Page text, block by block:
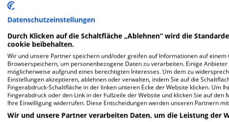
Gefäßchirurgie
Mehr Informationen
Datenschutzeinstellungen
Durch Klicken auf die Schaltfläche „Ablehnen“ wird die
cookie beibehalten.
Wir und unsere Partner speichern und/oder greifen auf Informationen auf
Browserspeichern, um personenbezogene Daten zu verarbeiten. Einige
möglicherweise aufgrund eines berechtigten Interesses. Um dem zu
Einstellungen akzeptieren, ablehnen oder verwalten, indem Sie auf die
Fingerabdruck-Schaltfläche in der linken unteren Ecke der Website klicken. Um
Fingerabdruck oder den Link in der Fußzeile der Website und klicken Sie auf den
Ihre Einwilligung widerrufen. Diese Entscheidungen werden unseren Partnern
Wir und unsere Partner verarbeiten Daten, um die Leistung der